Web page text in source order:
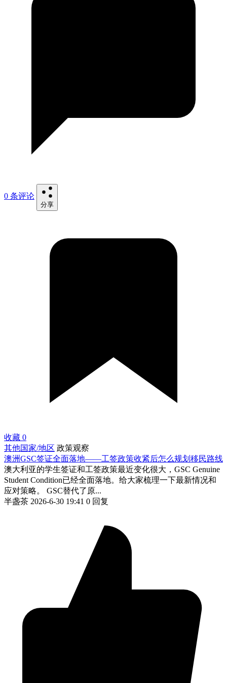
0 条评论
分享
收藏 0
其他国家/地区 政策观察
澳洲GSC签证全面落地——工签政策收紧后怎么规划移民路线
澳大利亚的学生签证和工签政策最近变化很大，GSC Genuine
Student Condition已经全面落地。给大家梳理一下最新情况和
应对策略。 GSC替代了原...
半盏茶 2026-6-30 19:41 0 回复